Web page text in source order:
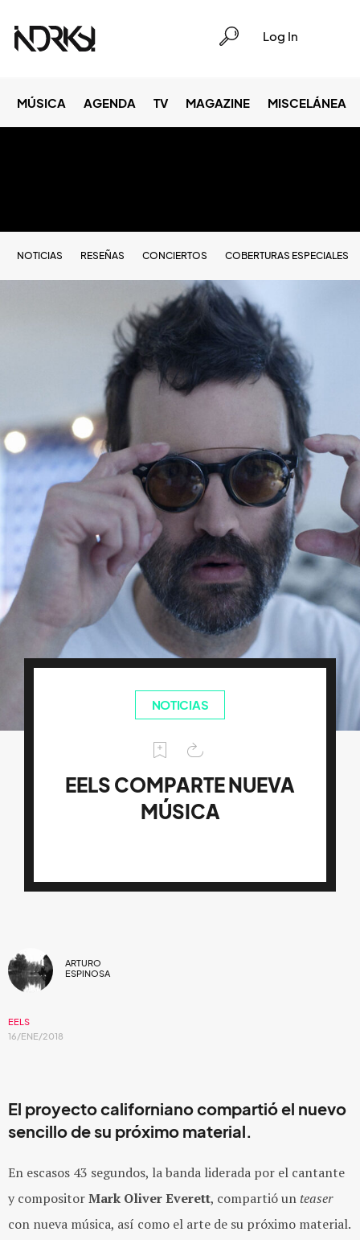
Log In
MÚSICA AGENDA TV MAGAZINE MISCELÁNEA
NOTICIAS RESEÑAS CONCIERTOS COBERTURAS ESPECIALES
NOTICIAS
EELS COMPARTE NUEVA
MÚSICA
ARTURO
ESPINOSA
EELS
16/ENE/2018
El proyecto californiano compartió el nuevo
sencillo de su próximo material.
En escasos 43 segundos, la banda liderada por el cantante
y compositorMark Oliver Everett, compartió un teaser
con nueva música, así como el arte de su próximo material.